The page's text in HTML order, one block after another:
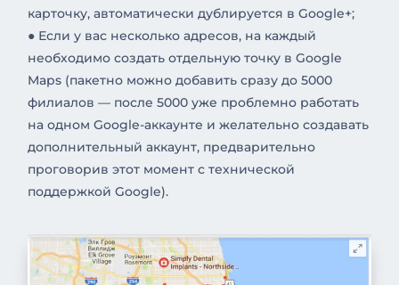
карточку, автоматически дублируется в Google+;
● Если у вас несколько адресов, на каждый
необходимо создать отдельную точку в Google
Maps (пакетно можно добавить сразу до 5000
филиалов — после 5000 уже проблемно работать
на одном Google-аккаунте и желательно создавать
дополнительный аккаунт, предварительно
проговорив этот момент с технической
поддержкой Google).